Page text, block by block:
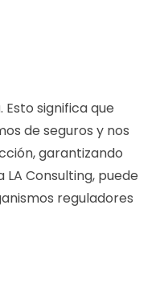
significa que
de seguros y nos
garantizando
Consulting, puede
reguladores